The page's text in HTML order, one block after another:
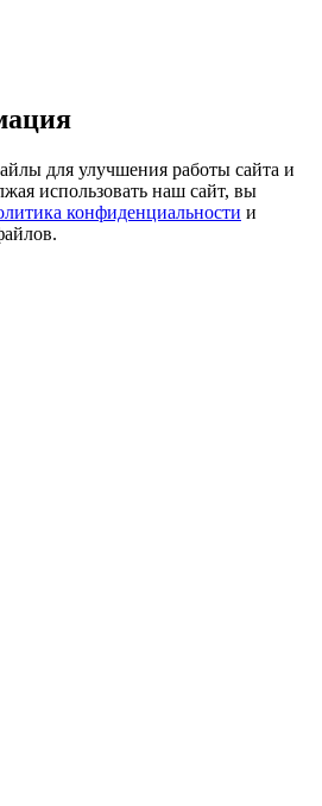
для улучшения работы сайта и
использовать наш сайт, вы
конфиденциальности и